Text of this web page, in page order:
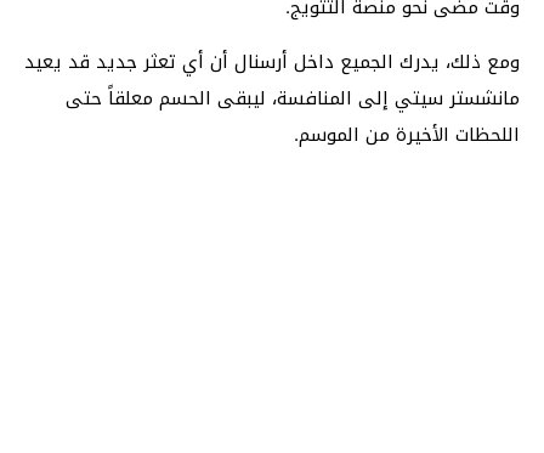
وقت مضى نحو منصة التتويج.
ومع ذلك، يدرك الجميع داخل أرسنال أن أي تعثر جديد قد يعيد
مانشستر سيتي إلى المنافسة، ليبقى الحسم معلقاً حتى
اللحظات الأخيرة من الموسم.